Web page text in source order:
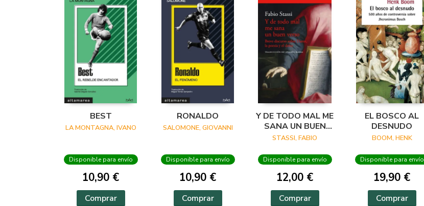
BEST
LA MONTAGNA, IVANO
Disponible para envío
10,90 €
Comprar
RONALDO
SALOMONE, GIOVANNI
Disponible para envío
10,90 €
Comprar
Y DE TODO MAL ME
SANA UN BUEN
VERSO
STASSI, FABIO
Disponible para envío
12,00 €
Comprar
EL BOSCO AL
DESNUDO
BOOM, HENK
Disponible para envío
19,90 €
Comprar